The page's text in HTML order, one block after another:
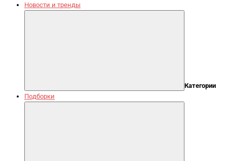
Новости и тренды
Категории
Подборки